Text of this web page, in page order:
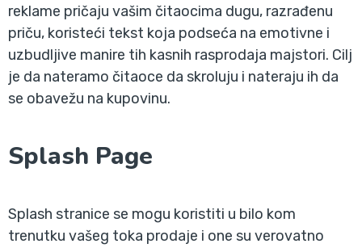
reklame pričaju vašim čitaocima dugu, razrađenu
priču, koristeći tekst koja podseća na emotivne i
uzbudljive manire tih kasnih rasprodaja majstori. Cilj
je da nateramo čitaoce da skroluju i nateraju ih da
se obavežu na kupovinu.
Splash Page
Splash stranice se mogu koristiti u bilo kom
trenutku vašeg toka prodaje i one su verovatno